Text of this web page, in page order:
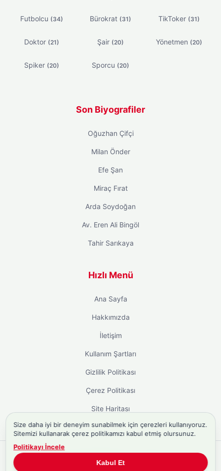
Futbolcu (34) Bürokrat (31) TikToker (31)
Doktor (21) Şair (20) Yönetmen (20)
Spiker (20) Sporcu (20)
Son Biyografiler
Oğuzhan Çifçi
Milan Önder
Efe Şan
Miraç Fırat
Arda Soydoğan
Av. Eren Ali Bingöl
Tahir Sarıkaya
Hızlı Menü
Ana Sayfa
Hakkımızda
İletişim
Kullanım Şartları
Gizlilik Politikası
Çerez Politikası
Site Haritası
Türkiye'ninBiyografi Sitesi
Size daha iyi bir deneyim sunabilmek için çerezleri kullanıyoruz.
Sitemizi kullanarak çerez politikamızı kabul etmiş olursunuz.
Politikayı İncele
Kabul Et